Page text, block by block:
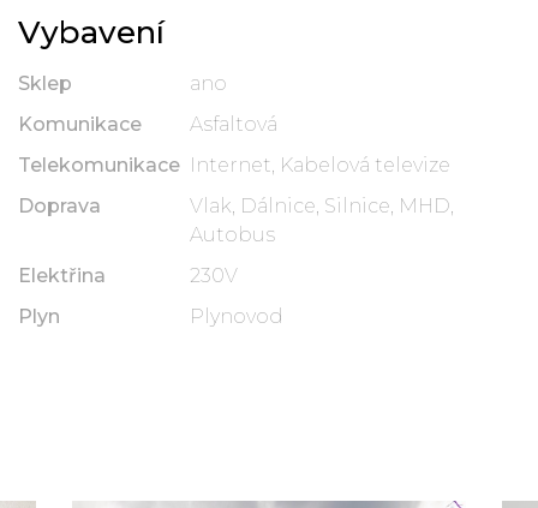
Vybavení
Sklep
ano
Komunikace
Asfaltová
Telekomunikace Internet, Kabelová televize
Doprava
Vlak, Dálnice, Silnice, MHD,
Autobus
Elektřina
230V
Plyn
Plynovod